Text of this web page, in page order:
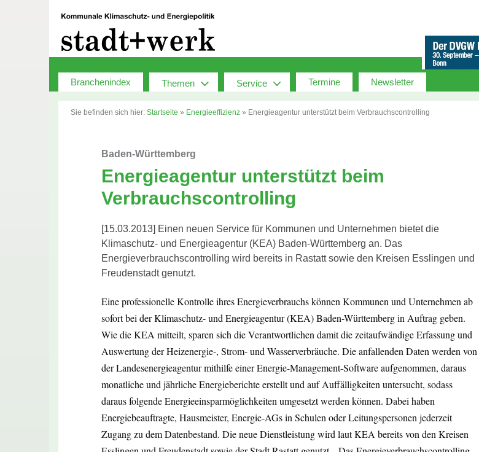
Branchenindex Themen Service Termine Newsletter
Sie befinden sich hier: Startseite » Energieeffizienz » Energieagentur unterstützt beim Verbrauchscontrolling
Baden-Württemberg
Energieagentur unterstützt beim
Verbrauchscontrolling
[15.03.2013] Einen neuen Service für Kommunen und Unternehmen bietet die
Klimaschutz- und Energieagentur (KEA) Baden-Württemberg an. Das
Energieverbrauchscontrolling wird bereits in Rastatt sowie den Kreisen Esslingen und
Freudenstadt genutzt.
Eine professionelle Kontrolle ihres Energieverbrauchs können Kommunen und Unternehmen ab
sofort bei der Klimaschutz- und Energieagentur (KEA) Baden-Württemberg in Auftrag geben.
Wie die KEA mitteilt, sparen sich die Verantwortlichen damit die zeitaufwändige Erfassung und
Auswertung der Heizenergie-, Strom- und Wasserverbräuche. Die anfallenden Daten werden von
der Landesenergieagentur mithilfe einer Energie-Management-Software aufgenommen, daraus
monatliche und jährliche Energieberichte erstellt und auf Auffälligkeiten untersucht, sodass
daraus folgende Energieeinsparmöglichkeiten umgesetzt werden können. Dabei haben
Energiebeauftragte, Hausmeister, Energie-AGs in Schulen oder Leitungspersonen jederzeit
Zugang zu dem Datenbestand. Die neue Dienstleistung wird laut KEA bereits von den Kreisen